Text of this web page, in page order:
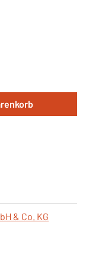
& Co. KG